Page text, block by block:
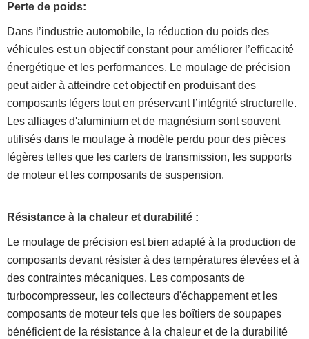
Perte de poids:
Dans l’industrie automobile, la réduction du poids des
véhicules est un objectif constant pour améliorer l’efficacité
énergétique et les performances. Le moulage de précision
peut aider à atteindre cet objectif en produisant des
composants légers tout en préservant l’intégrité structurelle.
Les alliages d'aluminium et de magnésium sont souvent
utilisés dans le moulage à modèle perdu pour des pièces
légères telles que les carters de transmission, les supports
de moteur et les composants de suspension.
Résistance à la chaleur et durabilité :
Le moulage de précision est bien adapté à la production de
composants devant résister à des températures élevées et à
des contraintes mécaniques. Les composants de
turbocompresseur, les collecteurs d'échappement et les
composants de moteur tels que les boîtiers de soupapes
bénéficient de la résistance à la chaleur et de la durabilité